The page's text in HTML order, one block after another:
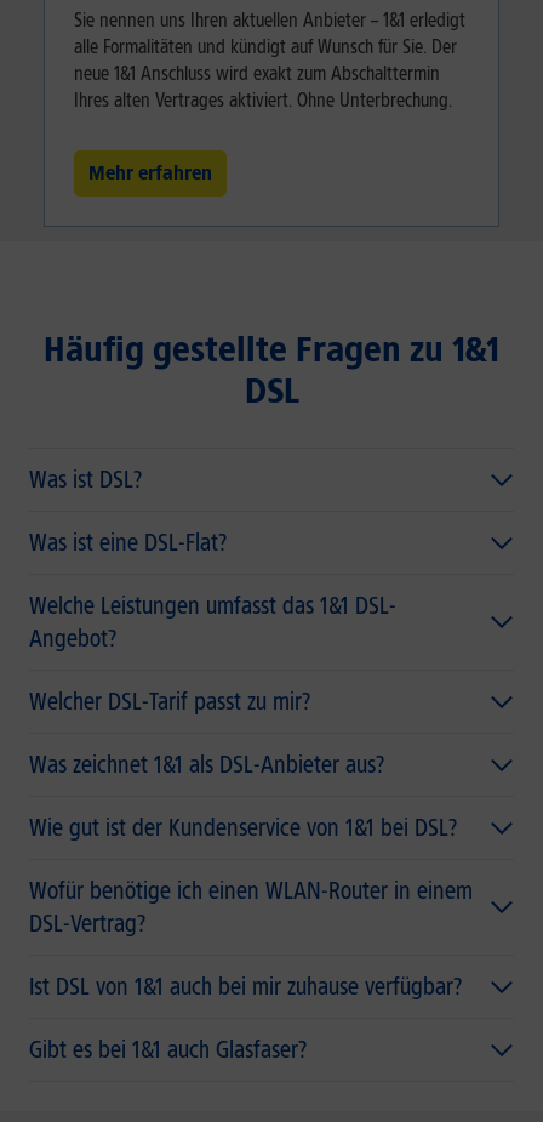
Sie nennen uns Ihren aktuellen Anbieter – 1&1 erledigt
alle Formalitäten und kündigt auf Wunsch für Sie. Der
neue 1&1 Anschluss wird exakt zum Abschalttermin
Ihres alten Vertrages aktiviert. Ohne Unterbrechung.
Mehr erfahren
Häufig gestellte Fragen zu 1&1
DSL
Was ist DSL?
Was ist eine DSL-Flat?
Welche Leistungen umfasst das 1&1 DSL-
Angebot?
Welcher DSL-Tarif passt zu mir?
Was zeichnet 1&1 als DSL-Anbieter aus?
Wie gut ist der Kundenservice von 1&1 bei DSL?
Wofür benötige ich einen WLAN-Router in einem
DSL-Vertrag?
Ist DSL von 1&1 auch bei mir zuhause verfügbar?
Gibt es bei 1&1 auch Glasfaser?